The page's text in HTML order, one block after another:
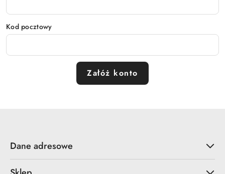
Kod pocztowy
Załóż konto
Dane adresowe